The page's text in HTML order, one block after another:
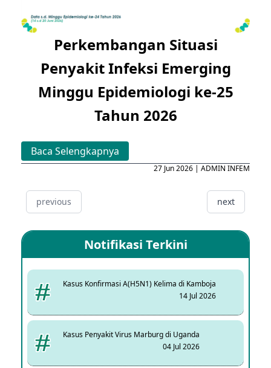
Perkembangan Situasi
Penyakit Infeksi Emerging
Minggu Epidemiologi ke-25
Tahun 2026
Baca Selengkapnya
27 Jun 2026 | ADMIN INFEM
previous next
Notifikasi Terkini
Kasus Konfirmasi A(H5N1) Kelima di Kamboja
14 Jul 2026
Kasus Penyakit Virus Marburg di Uganda
04 Jul 2026